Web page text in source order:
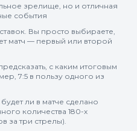
зрелище, но и отличная
события
Вы просто выбираете,
матч — первый или второй
с каким итоговым
7:5 в пользу одного из
будет ли в матче сделано
количества 180-х
за три стрелы).